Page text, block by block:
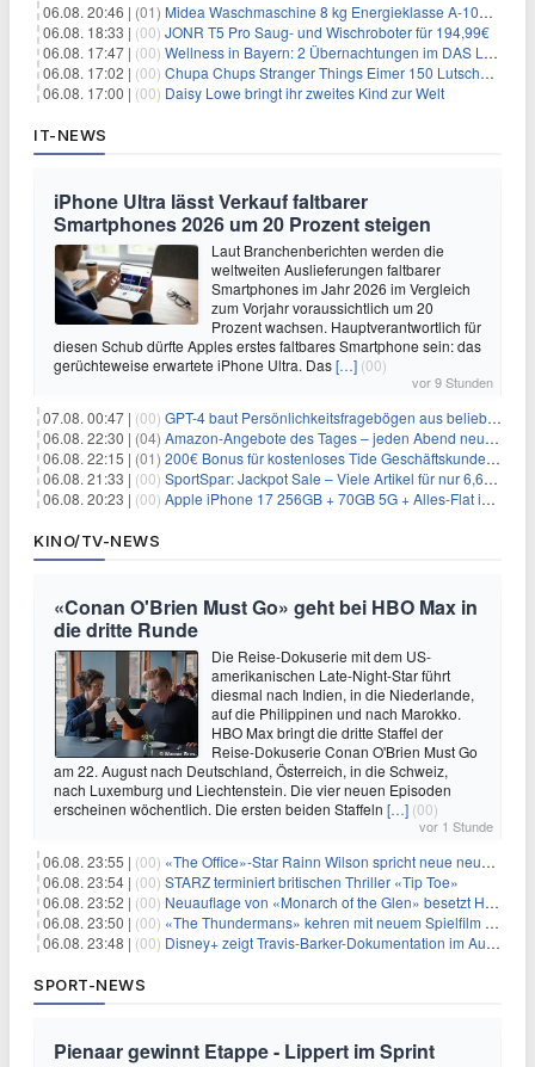
06.08. 20:46 | (01) Midea Waschmaschine 8 kg Energieklasse A-10% 1400 U/Min für 289,97€
06.08. 18:33 | (00) JONR T5 Pro Saug- und Wischroboter für 194,99€
06.08. 17:47 | (00) Wellness in Bayern: 2 Übernachtungen im DAS LUDWIG Sports Resort inkl. HP + Wellness ab 174€ p.P.
06.08. 17:02 | (00) Chupa Chups Stranger Things Eimer 150 Lutscher für 21,95€
06.08. 17:00 | (00) Daisy Lowe bringt ihr zweites Kind zur Welt
IT-NEWS
iPhone Ultra lässt Verkauf faltbarer
Smartphones 2026 um 20 Prozent steigen
Laut Branchenberichten werden die
weltweiten Auslieferungen faltbarer
Smartphones im Jahr 2026 im Vergleich
zum Vorjahr voraussichtlich um 20
Prozent wachsen. Hauptverantwortlich für
diesen Schub dürfte Apples erstes faltbares Smartphone sein: das
gerüchteweise erwartete iPhone Ultra. Das[…] (00)
vor 9 Stunden
07.08. 00:47 | (00) GPT-4 baut Persönlichkeitsfragebögen aus beliebigen Texten und sagt Antworten voraus
06.08. 22:30 | (04) Amazon-Angebote des Tages – jeden Abend neue Deals zum Stöbern
06.08. 22:15 | (01) 200€ Bonus für kostenloses Tide Geschäftskundenkonto
06.08. 21:33 | (00) SportSpar: Jackpot Sale – Viele Artikel für nur 6,66€ – nur 48 Stunden
06.08. 20:23 | (00) Apple iPhone 17 256GB + 70GB 5G + Alles-Flat im Vodafone-Netz für 34,99€/Monat – eff. 4,65€/Monat
KINO/TV-NEWS
«Conan O'Brien Must Go» geht bei HBO Max in
die dritte Runde
Die Reise-Dokuserie mit dem US-
amerikanischen Late-Night-Star führt
diesmal nach Indien, in die Niederlande,
auf die Philippinen und nach Marokko.
HBO Max bringt die dritte Staffel der
Reise-Dokuserie Conan O'Brien Must Go
am 22. August nach Deutschland, Österreich, in die Schweiz,
nach Luxemburg und Liechtenstein. Die vier neuen Episoden
erscheinen wöchentlich. Die ersten beiden Staffeln […] (00)
vor 1 Stunde
06.08. 23:55 | (00) «The Office»-Star Rainn Wilson spricht neue neuseeländische Serie «Settling»
06.08. 23:54 | (00) STARZ terminiert britischen Thriller «Tip Toe»
06.08. 23:52 | (00) Neuauflage von «Monarch of the Glen» besetzt Hauptrollen
06.08. 23:50 | (00) «The Thundermans» kehren mit neuem Spielfilm zurück
06.08. 23:48 | (00) Disney+ zeigt Travis-Barker-Dokumentation im August
SPORT-NEWS
Pienaar gewinnt Etappe - Lippert im Sprint